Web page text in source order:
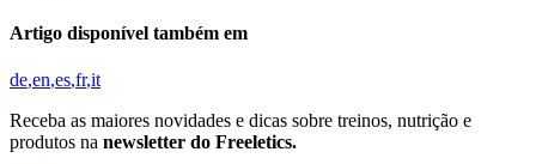
Artigo disponível também em
de en es fr it
Receba as maiores novidades e dicas sobre treinos, nutrição e
produtos na newsletter do Freeletics.